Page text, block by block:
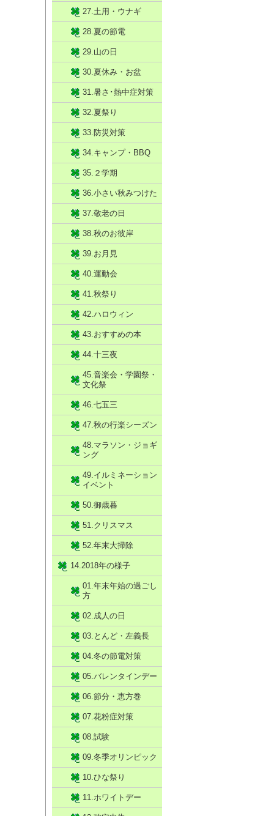
27.土用・ウナギ
28.夏の節電
29.山の日
30.夏休み・お盆
31.暑さ･熱中症対策
32.夏祭り
33.防災対策
34.キャンプ・BBQ
35.２学期
36.小さい秋みつけた
37.敬老の日
38.秋のお彼岸
39.お月見
40.運動会
41.秋祭り
42.ハロウィン
43.おすすめの本
44.十三夜
45.音楽会・学園祭・
文化祭
46.七五三
47.秋の行楽シーズン
48.マラソン・ジョギ
ング
49.イルミネーション
イベント
50.御歳暮
51.クリスマス
52.年末大掃除
14.2018年の様子
01.年末年始の過ごし
方
02.成人の日
03.とんど・左義長
04.冬の節電対策
05.バレンタインデー
06.節分・恵方巻
07.花粉症対策
08.試験
09.冬季オリンピック
10.ひな祭り
11.ホワイトデー